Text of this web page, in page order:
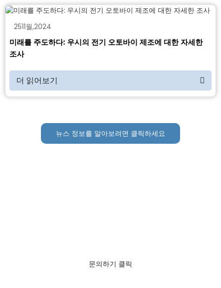
2511월,2024
미래를 주도하다: 우시의 전기 오토바이 제조에 대한 자세한
조사
더 읽어보기
뉴스 정보를 알아보려면 클릭하세요
문의하기 클릭